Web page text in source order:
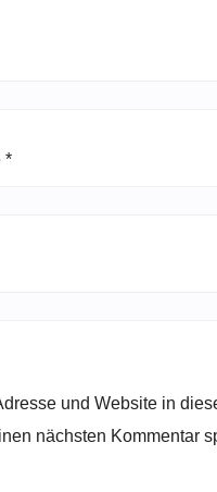
*
und Website in
nächsten Kommentar